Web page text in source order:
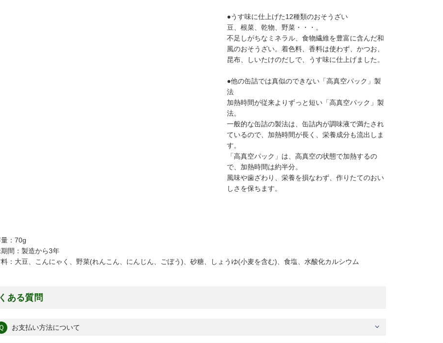
●うす味に仕上げた12種類のおそうざい
豆、根菜、乾物、野菜・・・。
不足しがちなミネラル、食物繊維を豊富に含んだ和
風のおそうざい。着色料、香料は使わず、かつお、
昆布、しいたけのだしで、うす味に仕上げました。
●他の缶詰では真似のできない「高真空パック」製
法
加熱時間が従来よりずっと短い「高真空パック」製
法。
一般的な缶詰の製法は、缶詰内が調味液で満たされ
ているので、加熱時間が長く、栄養成分も流出しま
す。
「高真空パック」は、高真空の状態で加熱するの
で、加熱時間は約半分。
風味や歯ざわり、栄養を損なわず、作りたてのおい
しさを保ちます。
：70g
間：製造から3年
：大豆、こんにゃく、野菜(れんこん、にんじん、ごぼう)、砂糖、しょうゆ(小麦を含む)、食塩、水酸化カルシウム
ある質問
Ｑ お支払い方法について